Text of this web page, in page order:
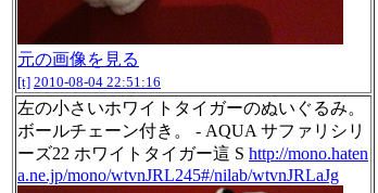
元の画像を見る
[t] 2010-08-04 22:51:16
左の小さいホワイトタイガーのぬいぐるみ。
ボールチェーン付き。 - AQUA サファリシリ
ーズ22 ホワイトタイガー這 S http://mono.haten
a.ne.jp/mono/wtvnJRL245#/nilab/wtvnJRLaJg